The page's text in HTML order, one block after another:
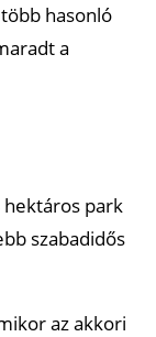
hasonló
a
hektáros park
szabadidős
az akkori